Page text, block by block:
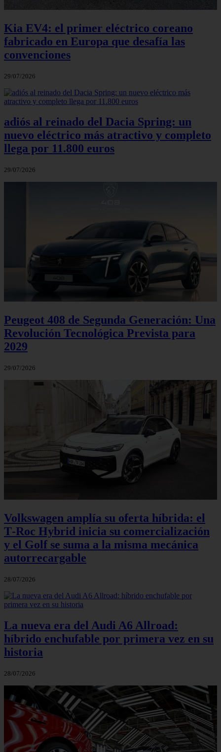
Kia EV4: el primer eléctrico coreano
fabricado en Europa que desafía las
convenciones
29/07/2026
adiós al reinado del Dacia Spring: un
nuevo eléctrico más atractivo y completo
llega por 11.800 euros
29/07/2026
Peugeot 408 de Segunda Generación: Una
Revolución Tecnológica Prevista para
2029
29/07/2026
Volkswagen amplía su oferta híbrida: el
T‑Roc Hybrid inicia su comercialización
y el Golf se suma a la misma mecánica
autorrecargable
28/07/2026
La nueva era del Audi A6 Allroad:
híbrido enchufable por primera vez en su
historia
28/07/2026